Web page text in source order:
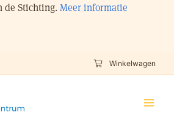
de Stichting. Meer informatie
Winkelwagen